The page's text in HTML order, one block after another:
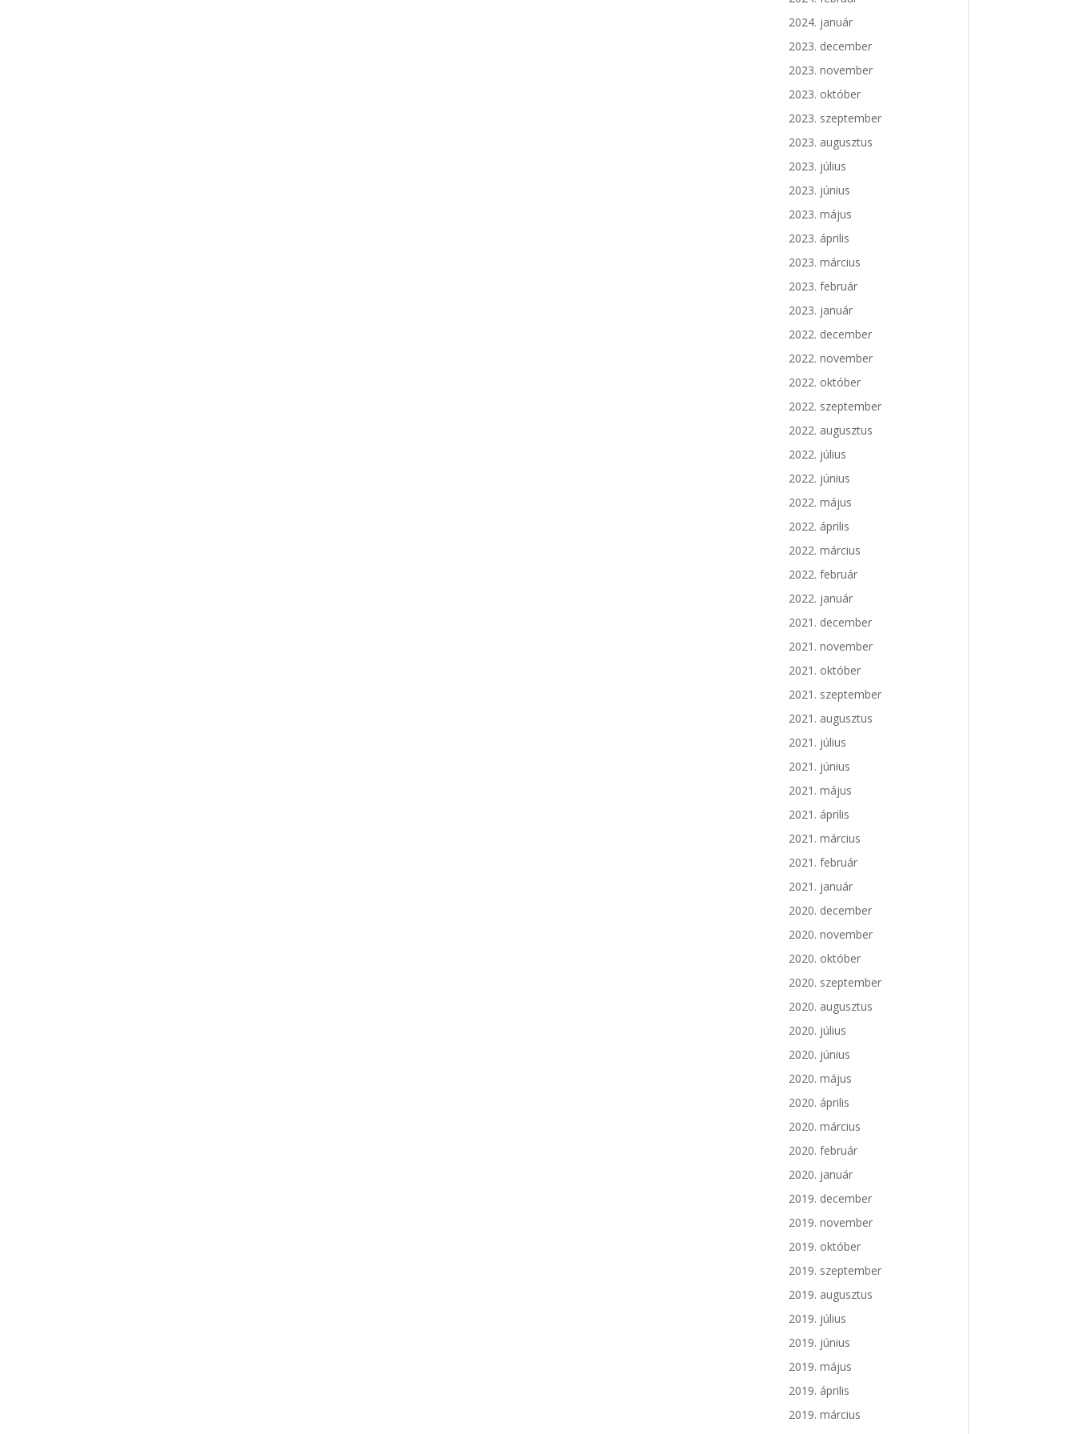
2024. január
2023. december
2023. november
2023. október
2023. szeptember
2023. augusztus
2023. július
2023. június
2023. május
2023. április
2023. március
2023. február
2023. január
2022. december
2022. november
2022. október
2022. szeptember
2022. augusztus
2022. július
2022. június
2022. május
2022. április
2022. március
2022. február
2022. január
2021. december
2021. november
2021. október
2021. szeptember
2021. augusztus
2021. július
2021. június
2021. május
2021. április
2021. március
2021. február
2021. január
2020. december
2020. november
2020. október
2020. szeptember
2020. augusztus
2020. július
2020. június
2020. május
2020. április
2020. március
2020. február
2020. január
2019. december
2019. november
2019. október
2019. szeptember
2019. augusztus
2019. július
2019. június
2019. május
2019. április
2019. március